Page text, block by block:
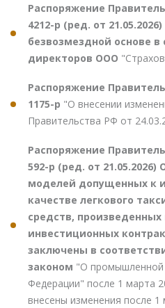
Распоряжение
4212-р (ред. от
безвозмездной основе в
директоров ООО
Распоряжение
1175-р "О внесении
Правительства РФ от
Распоряжение
592-р (ред. от
моделей допущенных к
качестве легкового
средств,
инвестиционных
заключены в
законом "О промышленной
Федерации" после 1 марта
внесены изменения после 1